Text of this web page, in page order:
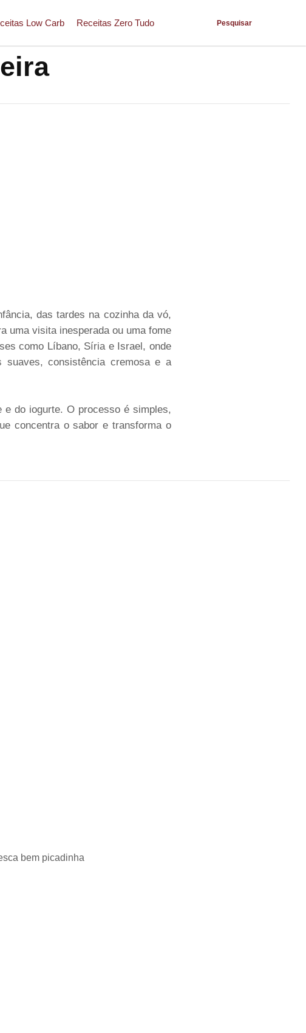
Low Carb Receitas Zero Tudo Pesquisar
das tardes na cozinha da vó,
uma visita inesperada ou uma fome
como Líbano, Síria e Israel, onde
consistência cremosa e a
do iogurte. O processo é simples,
concentra o sabor e transforma o
bem picadinha